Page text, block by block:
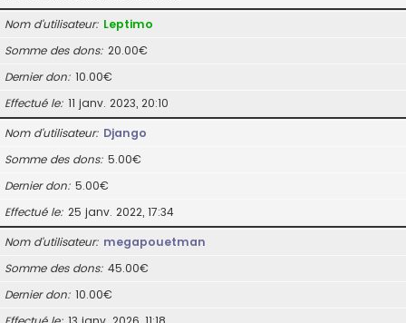
Nom d’utilisateur Leptimo
Somme des dons 20.00€
Dernier don 10.00€
Effectué le 11 janv. 2023, 20:10
Nom d’utilisateur Django
Somme des dons 5.00€
Dernier don 5.00€
Effectué le 25 janv. 2022, 17:34
Nom d’utilisateur megapouetman
Somme des dons 45.00€
Dernier don 10.00€